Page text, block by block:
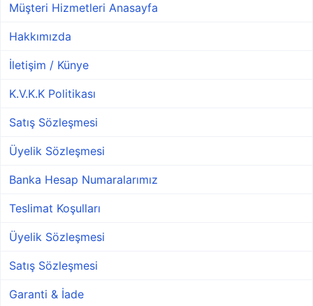
Müşteri Hizmetleri Anasayfa
Hakkımızda
İletişim / Künye
K.V.K.K Politikası
Satış Sözleşmesi
Üyelik Sözleşmesi
Banka Hesap Numaralarımız
Teslimat Koşulları
Üyelik Sözleşmesi
Satış Sözleşmesi
Garanti & İade